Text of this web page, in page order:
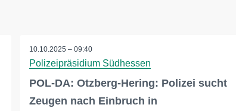
10.10.2025 – 09:40
Polizeipräsidium Südhessen
POL-DA: Otzberg-Hering: Polizei sucht
Zeugen nach Einbruch in